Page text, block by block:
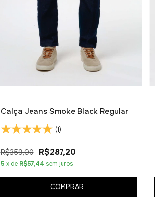
Calça Jeans Smoke Black Regular
(1)
R$359,00 R$287,20
5 x de R$57,44 sem juros
COMPRAR